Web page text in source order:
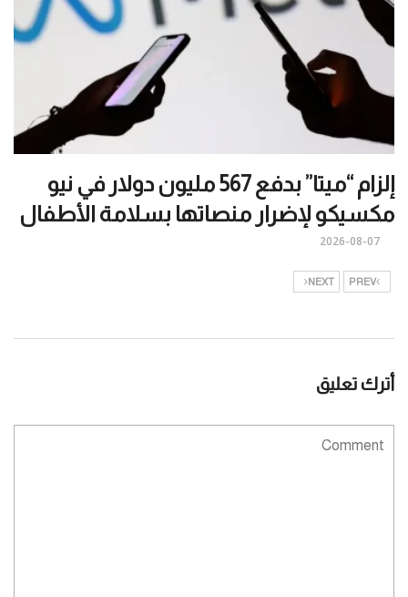
إلزام “ميتا” بدفع 567 مليون دولار في نيو
مكسيكو لإضرار منصاتها بسلامة الأطفال
2026-08-07
PREV
NEXT
أترك تعليق